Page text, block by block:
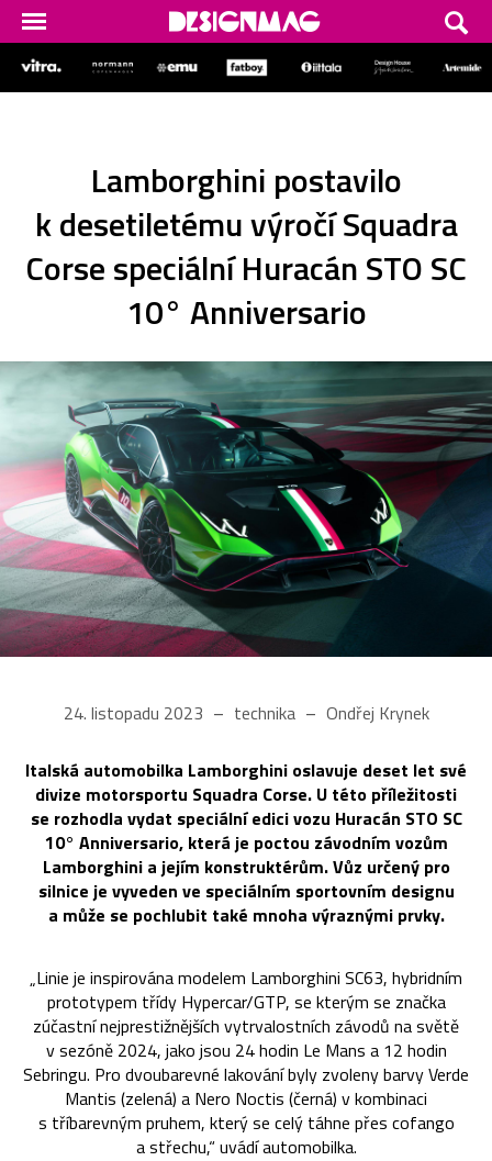
Lamborghini postavilo
k desetiletému výročí Squadra
Corse speciální Huracán STO SC
10° Anniversario
24. listopadu 2023 technika Ondřej Krynek
Italská automobilka Lamborghini oslavuje deset let své
divize motorsportu Squadra Corse. U této příležitosti
se rozhodla vydat speciální edici vozu Huracán STO SC
10° Anniversario, která je poctou závodním vozům
Lamborghini a jejím konstruktérům. Vůz určený pro
silnice je vyveden ve speciálním sportovním designu
a může se pochlubit také mnoha výraznými prvky.
„Linie je inspirována modelem Lamborghini SC63, hybridním
prototypem třídy Hypercar/GTP, se kterým se značka
zúčastní nejprestižnějších vytrvalostních závodů na světě
v sezóně 2024, jako jsou 24 hodin Le Mans a 12 hodin
Sebringu. Pro dvoubarevné lakování byly zvoleny barvy Verde
Mantis (zelená) a Nero Noctis (černá) v kombinaci
s tříbarevným pruhem, který se celý táhne přes cofango
a střechu,“ uvádí automobilka.